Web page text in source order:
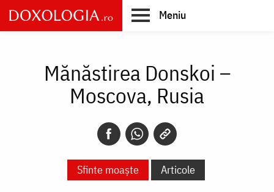
Skip
to
main
Meniu
Mănăstirea Donskoi –
Moscova, Rusia
Sfinte moaște Articole